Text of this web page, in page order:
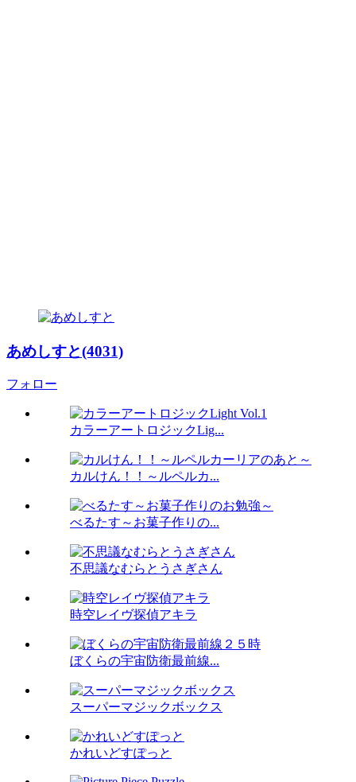
あめしすと(4031)
フォロー
カラーアートロジックLig...
カルけん！！～ルペルカ...
べるたす～お菓子作りの...
不思議なむらとうさぎさん
時空レイヴ探偵アキラ
ぼくらの宇宙防衛最前線...
スーパーマジックボックス
かれいどすぽっと